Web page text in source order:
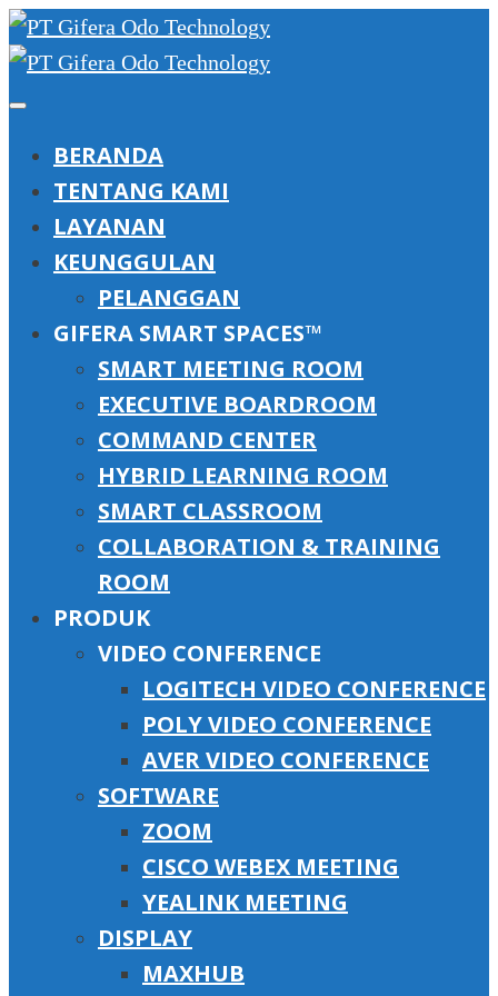
BERANDA
TENTANG KAMI
LAYANAN
KEUNGGULAN
PELANGGAN
GIFERA SMART SPACES™
SMART MEETING ROOM
EXECUTIVE BOARDROOM
COMMAND CENTER
HYBRID LEARNING ROOM
SMART CLASSROOM
COLLABORATION & TRAINING
ROOM
PRODUK
VIDEO CONFERENCE
LOGITECH VIDEO CONFERENCE
POLY VIDEO CONFERENCE
AVER VIDEO CONFERENCE
SOFTWARE
ZOOM
CISCO WEBEX MEETING
YEALINK MEETING
DISPLAY
MAXHUB